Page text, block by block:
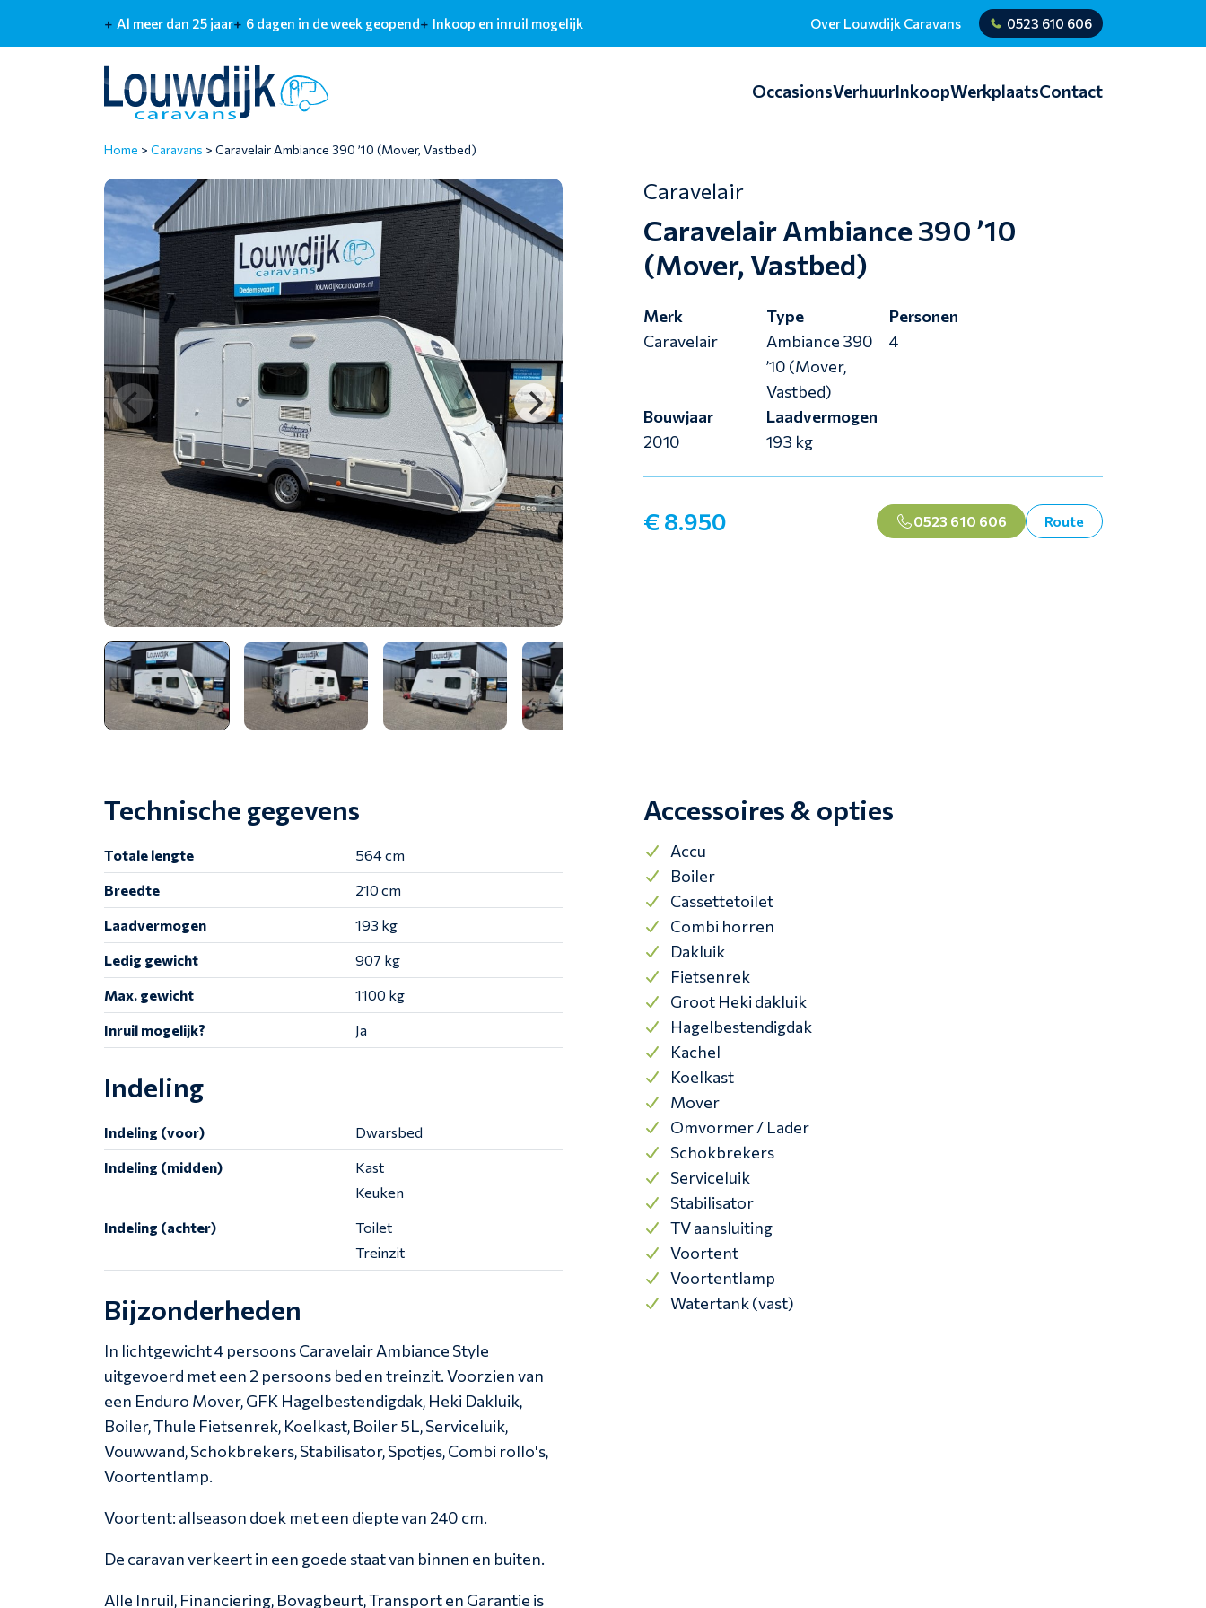
Al meer dan 25 jaar 6 dagen in de week geopend Inkoop en inruil mogelijk Over Louwdijk Caravans 0523 610 606
OccasionsVerhuurInkoopWerkplaatsContact
Home > Caravans > Caravelair Ambiance 390 ’10 (Mover, Vastbed)
Caravelair
Caravelair Ambiance 390 ’10
(Mover, Vastbed)
Merk
Caravelair
Type
Ambiance 390
’10 (Mover,
Vastbed)
Personen
4
Bouwjaar
2010
Laadvermogen
193 kg
€ 8.950 0523 610 606 Route
Technische gegevens
Totale lengte 564 cm
Breedte 210 cm
Laadvermogen 193 kg
Ledig gewicht 907 kg
Max. gewicht 1100 kg
Inruil mogelijk? Ja
Indeling
Indeling (voor) Dwarsbed
Indeling (midden)
Kast
Keuken
Indeling (achter)
Toilet
Treinzit
Bijzonderheden
In lichtgewicht 4 persoons Caravelair Ambiance Style
uitgevoerd met een 2 persoons bed en treinzit. Voorzien van
een Enduro Mover, GFK Hagelbestendigdak, Heki Dakluik,
Boiler, Thule Fietsenrek, Koelkast, Boiler 5L, Serviceluik,
Vouwwand, Schokbrekers, Stabilisator, Spotjes, Combi rollo's,
Voortentlamp.
Voortent: allseason doek met een diepte van 240 cm.
De caravan verkeert in een goede staat van binnen en buiten.
Alle Inruil, Financiering, Bovagbeurt, Transport en Garantie is
Accessoires & opties
Accu
Boiler
Cassettetoilet
Combi horren
Dakluik
Fietsenrek
Groot Heki dakluik
Hagelbestendigdak
Kachel
Koelkast
Mover
Omvormer / Lader
Schokbrekers
Serviceluik
Stabilisator
TV aansluiting
Voortent
Voortentlamp
Watertank (vast)